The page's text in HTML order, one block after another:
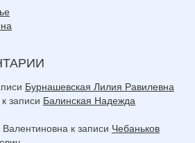
Бурнашевская Лилия Равилевна
к записи Балинская Надежда
к записи Чебаньков